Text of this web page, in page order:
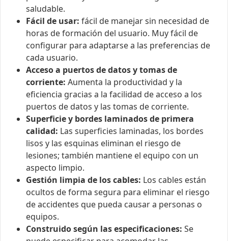
saludable.
Fácil de usar: fácil de manejar sin necesidad de
horas de formación del usuario. Muy fácil de
configurar para adaptarse a las preferencias de
cada usuario.
Acceso a puertos de datos y tomas de
corriente: Aumenta la productividad y la
eficiencia gracias a la facilidad de acceso a los
puertos de datos y las tomas de corriente.
Superficie y bordes laminados de primera
calidad: Las superficies laminadas, los bordes
lisos y las esquinas eliminan el riesgo de
lesiones; también mantiene el equipo con un
aspecto limpio.
Gestión limpia de los cables: Los cables están
ocultos de forma segura para eliminar el riesgo
de accidentes que pueda causar a personas o
equipos.
Construido según las especificaciones: Se